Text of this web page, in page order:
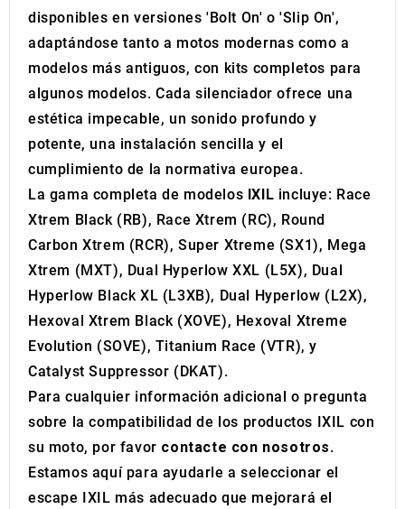
of their services.
disponibles en versiones 'Bolt On' o 'Slip On',
adaptándose tanto a motos modernas como a
modelos más antiguos, con kits completos para
algunos modelos. Cada silenciador ofrece una
estética impecable, un sonido profundo y
potente, una instalación sencilla y el
cumplimiento de la normativa europea.
La gama completa de modelos IXIL incluye: Race
Xtrem Black (RB), Race Xtrem (RC), Round
Carbon Xtrem (RCR), Super Xtreme (SX1), Mega
Xtrem (MXT), Dual Hyperlow XXL (L5X), Dual
Hyperlow Black XL (L3XB), Dual Hyperlow (L2X),
Hexoval Xtrem Black (XOVE), Hexoval Xtreme
Evolution (SOVE), Titanium Race (VTR), y
Catalyst Suppressor (DKAT).
Para cualquier información adicional o pregunta
sobre la compatibilidad de los productos IXIL con
su moto, por favor contacte con nosotros.
Estamos aquí para ayudarle a seleccionar el
escape IXIL más adecuado que mejorará el